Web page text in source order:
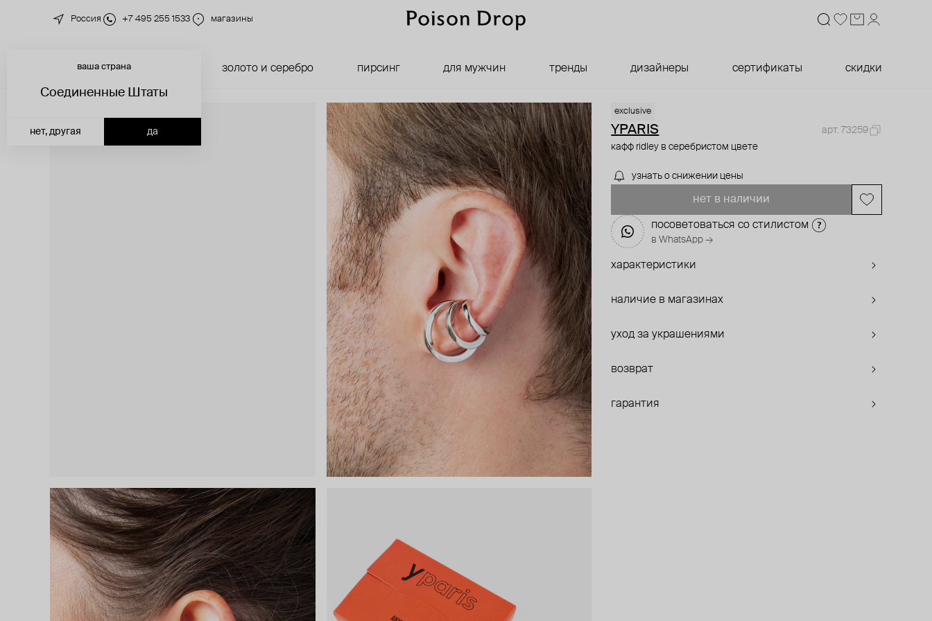
Россия +7 495 255 1533 магазины
новинки золото и серебро пирсинг для мужчин тренды дизайнеры сертификаты скидки
ваша страна
Соединенные Штаты
да
нет, другая
exclusive
YPARIS
арт. 73259
кафф ridley в серебристом цвете
узнать о снижении цены
нет в наличии
посоветоваться со стилистом
в WhatsApp →
характеристики
наличие в магазинах
уход за украшениями
возврат
гарантия